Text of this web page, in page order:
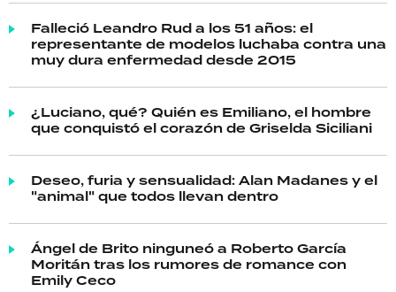
Falleció Leandro Rud a los 51 años: el
representante de modelos luchaba contra una
muy dura enfermedad desde 2015
¿Luciano, qué? Quién es Emiliano, el hombre
que conquistó el corazón de Griselda Siciliani
Deseo, furia y sensualidad: Alan Madanes y el
"animal" que todos llevan dentro
Ángel de Brito ninguneó a Roberto García
Moritán tras los rumores de romance con
Emily Ceco